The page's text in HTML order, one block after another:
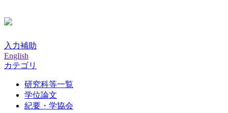
入力補助
English
カテゴリ
研究科等一覧
学位論文
紀要・学協会